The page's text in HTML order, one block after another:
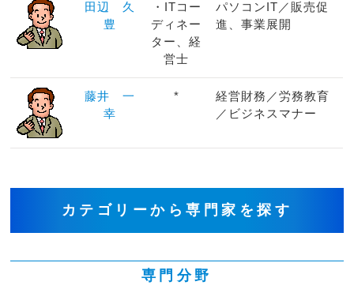
田辺 久
豊
・ITコー
ディネー
ター、経
営士
パソコンIT／販売促
進、事業展開
藤井 一
幸
*
経営財務／労務教育
／ビジネスマナー
カテゴリーから専門家を探す
専門分野